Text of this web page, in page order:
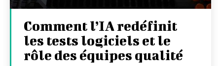
Comment l’IA redéfinit
les tests logiciels et le
rôle des équipes qualité